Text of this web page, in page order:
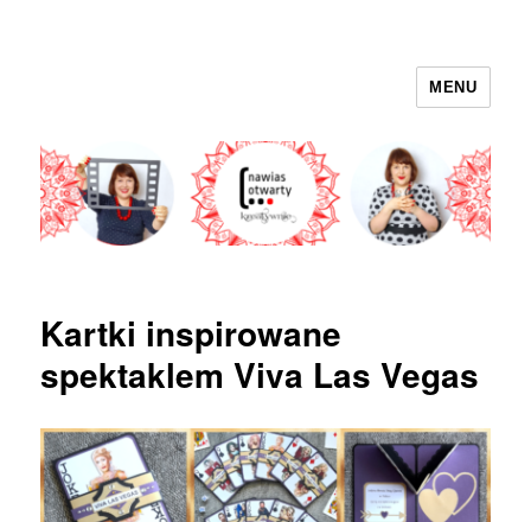
MENU
Kartki inspirowane
spektaklem Viva Las Vegas